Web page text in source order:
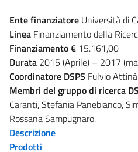
Ente finanziatore Università di
Linea Finanziamento della
Finanziamento€ 15.161,00
Durata 2015 (Aprile) – 2017
Coordinatore DSPS Fulvio Attinà
Membri del gruppo di ricerca
Caranti, Stefania Panebianco,
Rossana Sampugnaro.
Descrizione
Prodotti